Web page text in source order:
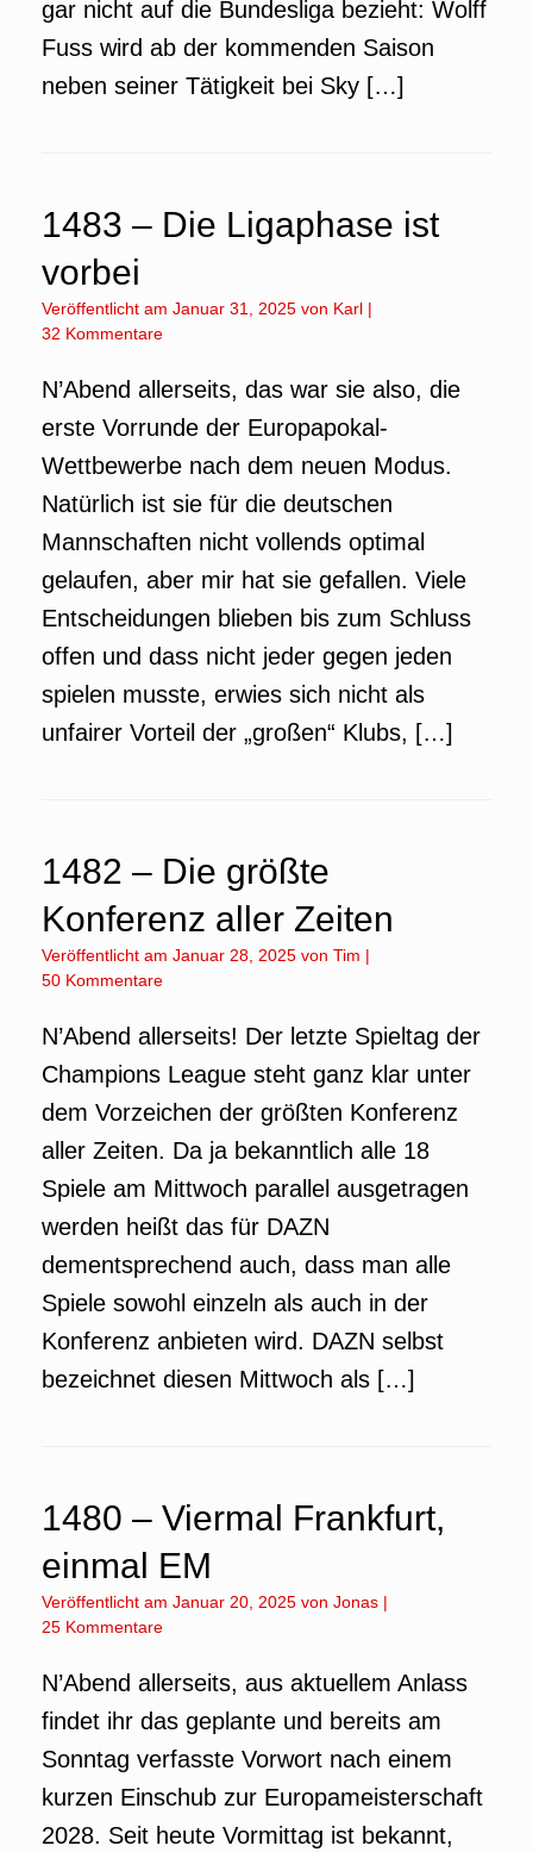
gar nicht auf die Bundesliga bezieht: Wolff
Fuss wird ab der kommenden Saison
neben seiner Tätigkeit bei Sky […]
1483 – Die Ligaphase ist
vorbei
Veröffentlicht am Januar 31, 2025 von Karl |
32 Kommentare
N’Abend allerseits, das war sie also, die
erste Vorrunde der Europapokal-
Wettbewerbe nach dem neuen Modus.
Natürlich ist sie für die deutschen
Mannschaften nicht vollends optimal
gelaufen, aber mir hat sie gefallen. Viele
Entscheidungen blieben bis zum Schluss
offen und dass nicht jeder gegen jeden
spielen musste, erwies sich nicht als
unfairer Vorteil der „großen“ Klubs, […]
1482 – Die größte
Konferenz aller Zeiten
Veröffentlicht am Januar 28, 2025 von Tim |
50 Kommentare
N’Abend allerseits! Der letzte Spieltag der
Champions League steht ganz klar unter
dem Vorzeichen der größten Konferenz
aller Zeiten. Da ja bekanntlich alle 18
Spiele am Mittwoch parallel ausgetragen
werden heißt das für DAZN
dementsprechend auch, dass man alle
Spiele sowohl einzeln als auch in der
Konferenz anbieten wird. DAZN selbst
bezeichnet diesen Mittwoch als […]
1480 – Viermal Frankfurt,
einmal EM
Veröffentlicht am Januar 20, 2025 von Jonas |
25 Kommentare
N’Abend allerseits, aus aktuellem Anlass
findet ihr das geplante und bereits am
Sonntag verfasste Vorwort nach einem
kurzen Einschub zur Europameisterschaft
2028. Seit heute Vormittag ist bekannt,